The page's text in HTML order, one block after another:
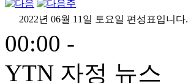
2022년 06월 11일 토요일 편성표입니다.
00:00 -
YTN 자정 뉴스